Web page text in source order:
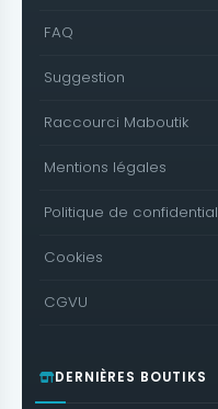
FAQ
Suggestion
Raccourci Maboutik
Mentions légales
Politique de
Cookies
CGVU
DERNIÈRES BOUTIKS